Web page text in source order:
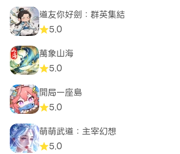
道友你好劍：群英集結
5.0
萬象山海
5.0
開局一座島
5.0
萌萌武道：主宰幻想
5.0